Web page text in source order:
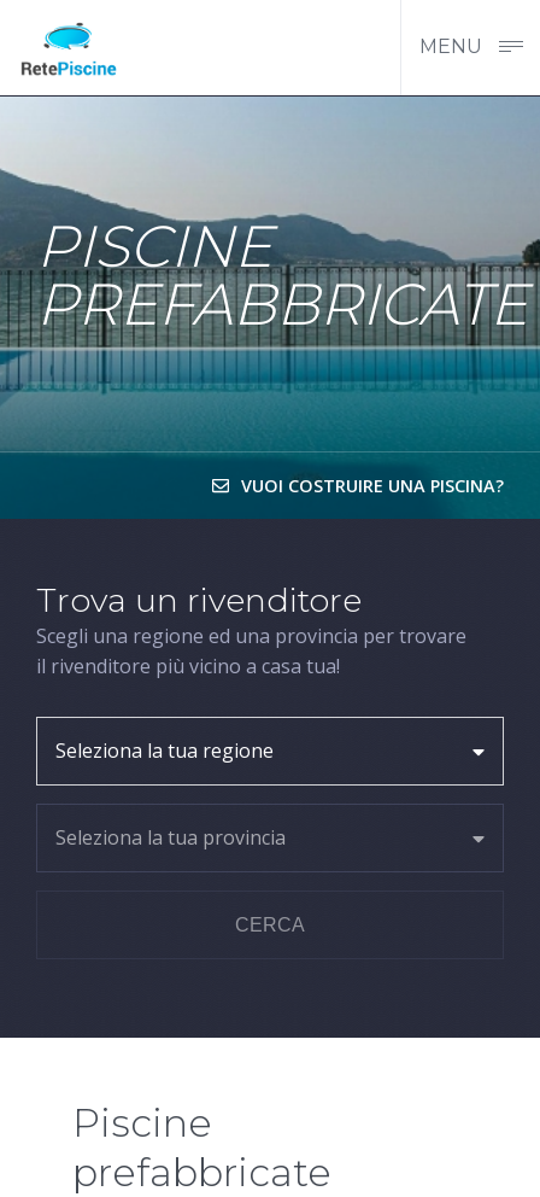
MENU
PISCINE
PREFABBRICATE
VUOI COSTRUIRE UNA PISCINA?
Trova un rivenditore
Scegli una regione ed una provincia per trovare
il rivenditore più vicino a casa tua!
Seleziona la tua regione
Seleziona la tua provincia
Piscine
prefabbricate